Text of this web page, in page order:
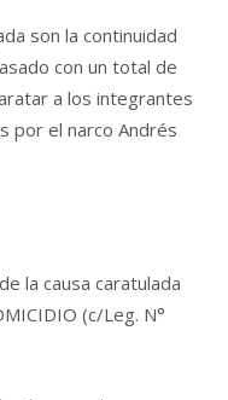
son la continuidad
con un total de
a los integrantes
por el narco Andrés
la causa caratulada
(c/Leg. N°